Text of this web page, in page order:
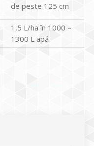
de peste 125 cm
1,5 L/ha în 1000 –
1300 L apă